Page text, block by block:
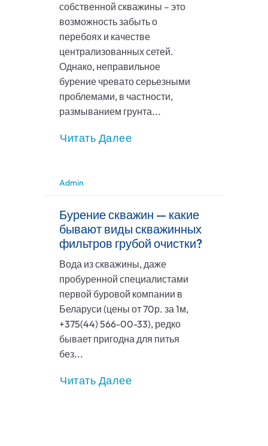
собственной скважины – это
возможность забыть о
перебоях и качестве
централизованных сетей.
Однако, неправильное
бурение чревато серьезными
проблемами, в частности,
размыванием грунта...
Читать Далее
Admin
Бурение скважин — какие
бывают виды скважинных
фильтров грубой очистки?
Вода из скважины, даже
пробуренной специалистами
первой буровой компании в
Беларуси (цены от 70р. за 1м,
+375(44) 566-00-33), редко
бывает пригодна для питья
без...
Читать Далее